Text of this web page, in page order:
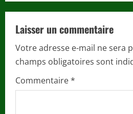
n
u
e
R
e
Laisser un commentaire
Votre adresse e-mail ne sera
champs obligatoires sont
Commentaire*